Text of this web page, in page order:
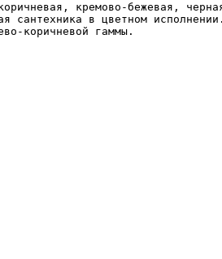
кремово-бежевая,
сантехника в цветном
коричневой гаммы.